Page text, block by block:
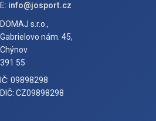
E: info@josport.cz
DOMAJ s.r.o.,
Gabrielovo nám. 45,
Chýnov
391 55
IČ: 09898298
DIČ: CZ09898298